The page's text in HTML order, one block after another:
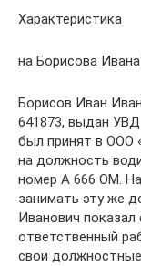
Характеристика
на Борисова
Борисов Иван
641873, выдан УВД
был принят в ООО
на должность
номер А 666 ОМ.
занимать эту же
Иванович показал
ответственный
свои